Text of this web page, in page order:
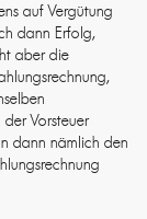
auf Vergütung
dann Erfolg,
aber die
Vorsteuer
dann nämlich den